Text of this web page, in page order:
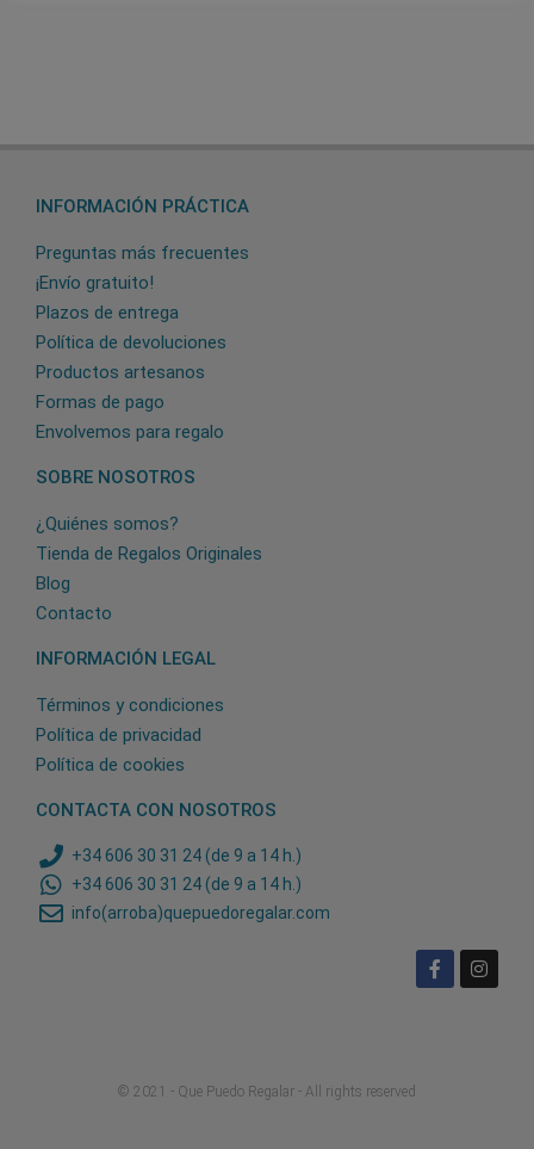
INFORMACIÓN PRÁCTICA
Preguntas más frecuentes
¡Envío gratuito!
Plazos de entrega
Política de devoluciones
Productos artesanos
Formas de pago
Envolvemos para regalo
SOBRE NOSOTROS
¿Quiénes somos?
Tienda de Regalos Originales
Blog
Contacto
INFORMACIÓN LEGAL
Términos y condiciones
Política de privacidad
Política de cookies
CONTACTA CON NOSOTROS
+34 606 30 31 24 (de 9 a 14 h.)
+34 606 30 31 24 (de 9 a 14 h.)
info(arroba)quepuedoregalar.com
© 2021 - Que Puedo Regalar - All rights reserved